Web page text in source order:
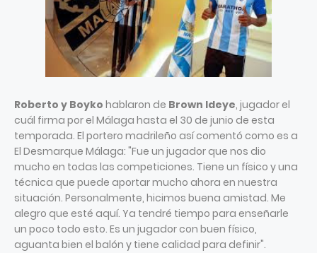
Roberto y Boyko hablaron de Brown Ideye, jugador el
cuál firma por el Málaga hasta el 30 de junio de esta
temporada. El portero madrileño así comentó como es a
El Desmarque Málaga: "Fue un jugador que nos dio
mucho en todas las competiciones. Tiene un físico y una
técnica que puede aportar mucho ahora en nuestra
situación. Personalmente, hicimos buena amistad. Me
alegro que esté aquí. Ya tendré tiempo para enseñarle
un poco todo esto. Es un jugador con buen físico,
aguanta bien el balón y tiene calidad para definir".